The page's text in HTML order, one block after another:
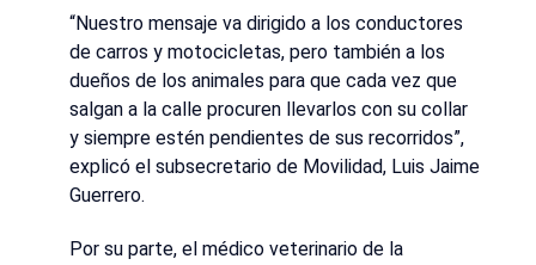
“Nuestro mensaje va dirigido a los conductores
de carros y motocicletas, pero también a los
dueños de los animales para que cada vez que
salgan a la calle procuren llevarlos con su collar
y siempre estén pendientes de sus recorridos”,
explicó el subsecretario de Movilidad, Luis Jaime
Guerrero.
Por su parte, el médico veterinario de la